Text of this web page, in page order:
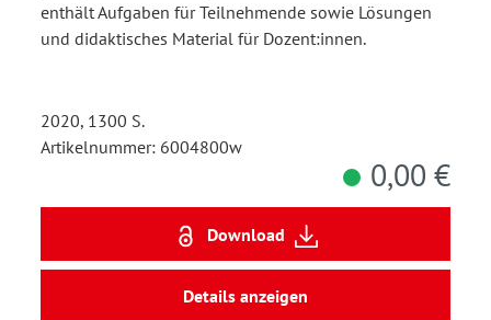
enthält Aufgaben für Teilnehmende sowie Lösungen
und didaktisches Material für Dozent:innen.
2020, 1300 S.
Artikelnummer: 6004800w
0,00 €
Download
Details anzeigen